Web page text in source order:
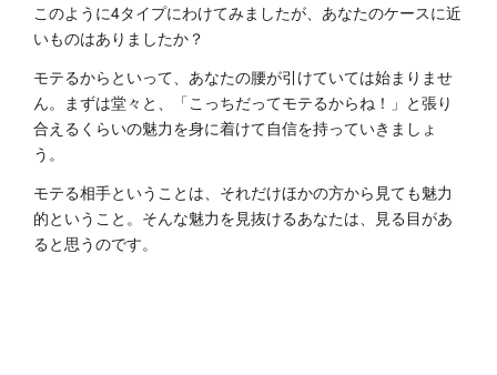
このように4タイプにわけてみましたが、あなたのケースに近
いものはありましたか？
モテるからといって、あなたの腰が引けていては始まりませ
ん。まずは堂々と、「こっちだってモテるからね！」と張り
合えるくらいの魅力を身に着けて自信を持っていきましょ
う。
モテる相手ということは、それだけほかの方から見ても魅力
的ということ。そんな魅力を見抜けるあなたは、見る目があ
ると思うのです。